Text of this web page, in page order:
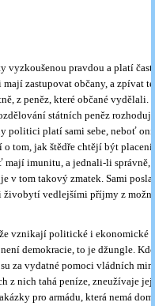
pravdou a platí
zastupovat občany, a zpívat
z peněz, které občané vydělali.
státních peněz
politici platí sami sebe, neboť
tom, jak štědře chtějí být
imunitu, a jednali-li správně,
v tom takový zmatek. Sami
živobytí vedlejšími příjmy z
vznikají politické i ekonomické
není demokracie, to je džungle.
za vydatné pomoci vládních
z nich tahá peníze, zneužívaje
pro armádu, která nemá